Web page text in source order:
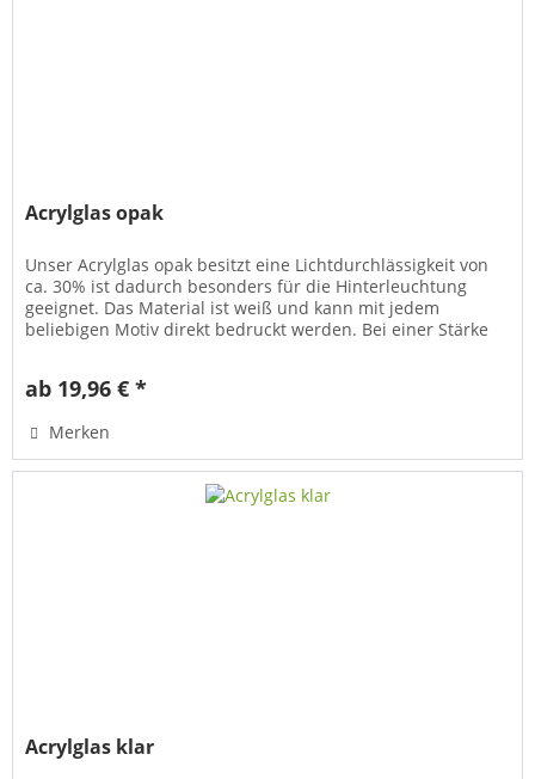
Acrylglas opak
Unser Acrylglas opak besitzt eine Lichtdurchlässigkeit von
ca. 30% ist dadurch besonders für die Hinterleuchtung
geeignet. Das Material ist weiß und kann mit jedem
beliebigen Motiv direkt bedruckt werden. Bei einer Stärke
ab 19,96 € *
Merken
Acrylglas klar